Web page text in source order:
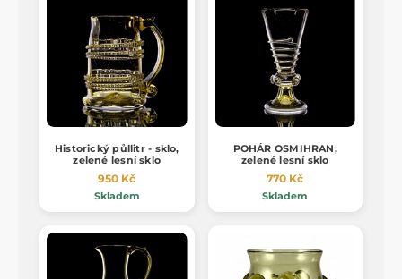
Historický půllitr - sklo,
zelené lesní sklo
950 Kč
Skladem
POHÁR OSMIHRAN,
zelené lesní sklo
770 Kč
Skladem